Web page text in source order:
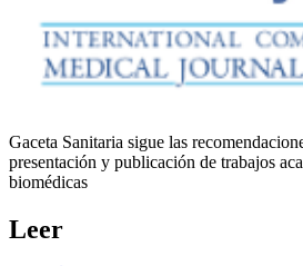
Gaceta Sanitaria sigue las
presentación y publicación de trabajos
biomédicas
Leer